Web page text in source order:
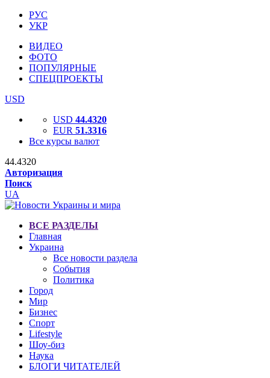
РУС
УКР
ВИДЕО
ФОТО
ПОПУЛЯРНЫЕ
СПЕЦПРОЕКТЫ
USD
USD 44.4320
EUR 51.3316
Все курсы валют
44.4320
Авторизация
Поиск
UA
ВСЕ РАЗДЕЛЫ
Главная
Украина
Все новости раздела
События
Политика
Город
Мир
Бизнес
Спорт
Lifestyle
Шоу-биз
Наука
БЛОГИ ЧИТАТЕЛЕЙ